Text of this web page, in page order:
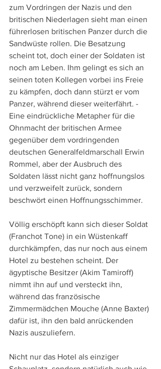
zum Vordringen der Nazis und den
britischen Niederlagen sieht man einen
führerlosen britischen Panzer durch die
Sandwüste rollen. Die Besatzung
scheint tot, doch einer der Soldaten ist
noch am Leben. Ihm gelingt es sich an
seinen toten Kollegen vorbei ins Freie
zu kämpfen, doch dann stürzt er vom
Panzer, während dieser weiterfährt. -
Eine eindrückliche Metapher für die
Ohnmacht der britischen Armee
gegenüber dem vordringenden
deutschen Generalfeldmarschall Erwin
Rommel, aber der Ausbruch des
Soldaten lässt nicht ganz hoffnungslos
und verzweifelt zurück, sondern
beschwört einen Hoffnungsschimmer.
Völlig erschöpft kann sich dieser Soldat
(Franchot Tone) in ein Wüstenkaff
durchkämpfen, das nur noch aus einem
Hotel zu bestehen scheint. Der
ägyptische Besitzer (Akim Tamiroff)
nimmt ihn auf und versteckt ihn,
während das französische
Zimmermädchen Mouche (Anne Baxter)
dafür ist, ihn den bald anrückenden
Nazis auszuliefern.
Nicht nur das Hotel als einziger